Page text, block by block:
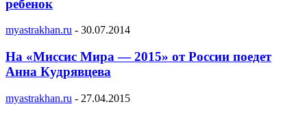
ребенок
myastrakhan.ru - 30.07.2014
На «Миссис Мира — 2015» от России поедет
Анна Кудрявцева
myastrakhan.ru - 27.04.2015